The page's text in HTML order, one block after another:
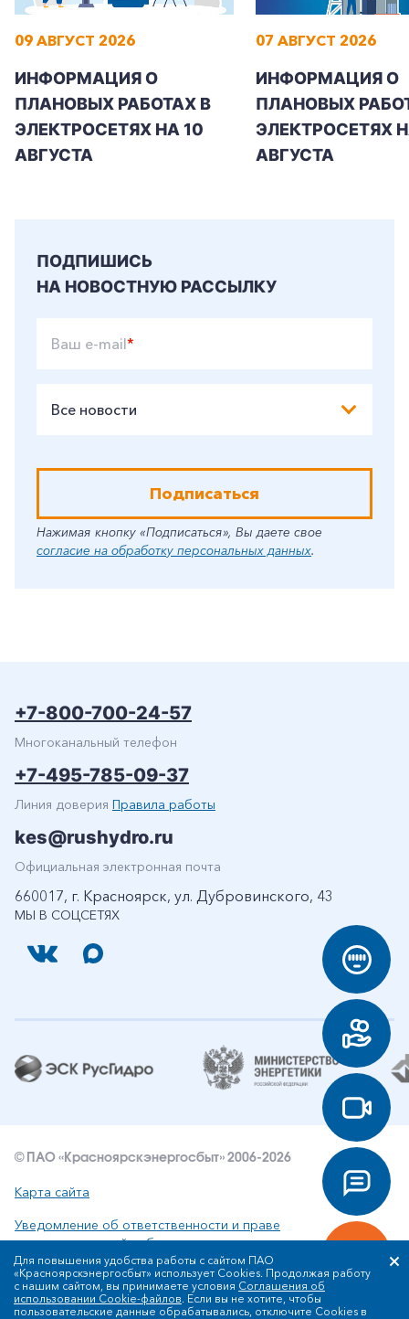
+7-800-700-24-57
Частным клиентам
09 АВГУСТ 2026
ИНФОРМАЦИЯ О
ПЛАНОВЫХ РАБОТАХ В
ЭЛЕКТРОСЕТЯХ НА 10
АВГУСТА
07 АВГУСТ 2026
ИНФОРМАЦИЯ О
ПЛАНОВЫХ
ЭЛЕКТРОСЕТЯХ
АВГУСТА
ПОДПИШИСЬ
НА НОВОСТНУЮ РАССЫЛКУ
Ваш e-mail*
Все новости
Подписаться
Нажимая кнопку «Подписаться», Вы даете свое
согласие на обработку персональных данных.
МЫ В СОЦСЕТЯХ
+7-800-700-24-57
Многоканальный телефон
+7-495-785-09-37
Линия доверия Правила работы
kes@rushydro.ru
Официальная электронная почта
660017, г. Красноярск, ул. Дубровинского, 43
© ПАО «Красноярскэнергосбыт» 2006-2026
Карта сайта
Уведомление об ответственности и праве
интеллектуальной собственности
Политика ПАО «Красноярскэнергосбыт» в отношении
обработки персональных данных
Для повышения удобства работы с сайтом ПАО
«Красноярскэнергосбыт» использует Cookies. Продолжая работу
с нашим сайтом, вы принимаете условия Соглашения об
использовании Cookie-файлов. Если вы не хотите, чтобы
пользовательские данные обрабатывались, отключите Cookies в